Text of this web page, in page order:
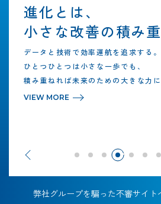
回収するのは、
廃棄物ではなく
未来へのヒント。
進化とは、
小さな改善の積み重
データと技術で効率運航を追求する。
ひとつひとつは小さな一歩でも、
積み重ねれば未来のための大きな力に
VIEW MORE
1 2 3 4 5 6 7
弊社グループを騙った不審サイト